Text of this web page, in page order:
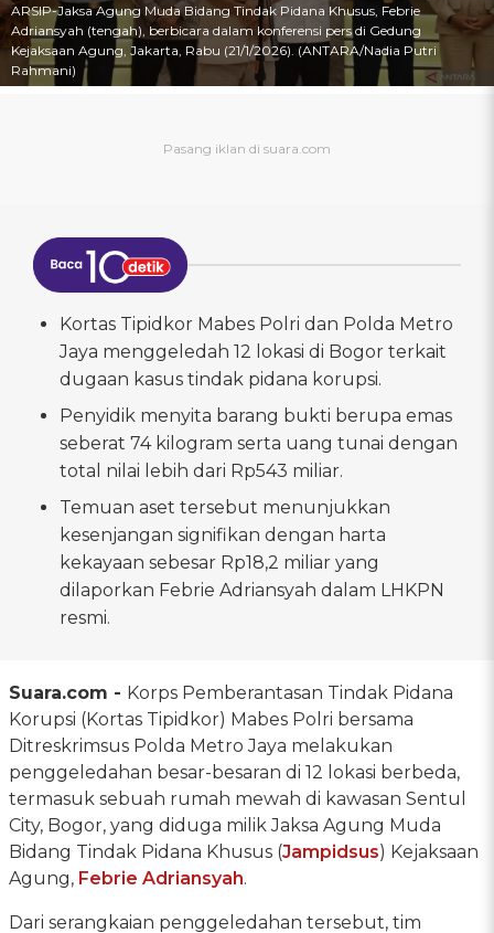
ARSIP-Jaksa Agung Muda Bidang Tindak Pidana Khusus, Febrie
Adriansyah (tengah), berbicara dalam konferensi pers di Gedung
Kejaksaan Agung, Jakarta, Rabu (21/1/2026). (ANTARA/Nadia Putri
Rahmani)
Kortas Tipidkor Mabes Polri dan Polda Metro
Jaya menggeledah 12 lokasi di Bogor terkait
dugaan kasus tindak pidana korupsi.
Penyidik menyita barang bukti berupa emas
seberat 74 kilogram serta uang tunai dengan
total nilai lebih dari Rp543 miliar.
Temuan aset tersebut menunjukkan
kesenjangan signifikan dengan harta
kekayaan sebesar Rp18,2 miliar yang
dilaporkan Febrie Adriansyah dalam LHKPN
resmi.
Suara.com - Korps Pemberantasan Tindak Pidana
Korupsi (Kortas Tipidkor) Mabes Polri bersama
Ditreskrimsus Polda Metro Jaya melakukan
penggeledahan besar-besaran di 12 lokasi berbeda,
termasuk sebuah rumah mewah di kawasan Sentul
City, Bogor, yang diduga milik Jaksa Agung Muda
Bidang Tindak Pidana Khusus (Jampidsus) Kejaksaan
Agung, Febrie Adriansyah.
Dari serangkaian penggeledahan tersebut, tim